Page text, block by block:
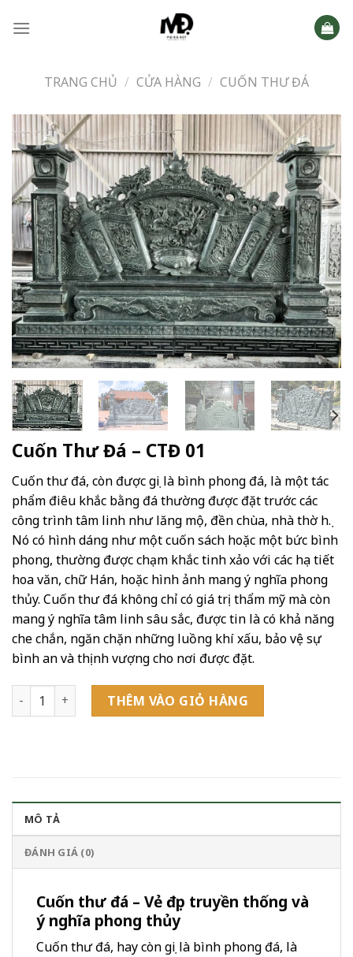
TRANG CHỦ / CỬA HÀNG / CUỐN THƯ ĐÁ
Cuốn Thư Đá – CTĐ 01
Cuốn thư đá, còn được gọi là bình phong đá, là một tác
phẩm điêu khắc bằng đá thường được đặt trước các
công trình tâm linh như lăng mộ, đền chùa, nhà thờ họ.
Nó có hình dáng như một cuốn sách hoặc một bức bình
phong, thường được chạm khắc tinh xảo với các họa tiết
hoa văn, chữ Hán, hoặc hình ảnh mang ý nghĩa phong
thủy. Cuốn thư đá không chỉ có giá trị thẩm mỹ mà còn
mang ý nghĩa tâm linh sâu sắc, được tin là có khả năng
che chắn, ngăn chặn những luồng khí xấu, bảo vệ sự
bình an và thịnh vượng cho nơi được đặt.
Cuốn Thư Đá - CTĐ 01 số lượng
THÊM VÀO GIỎ HÀNG
MÔ TẢ
ĐÁNH GIÁ (0)
Cuốn thư đá – Vẻ đẹp truyền thống và
ý nghĩa phong thủy
Cuốn thư đá, hay còn gọi là bình phong đá, là